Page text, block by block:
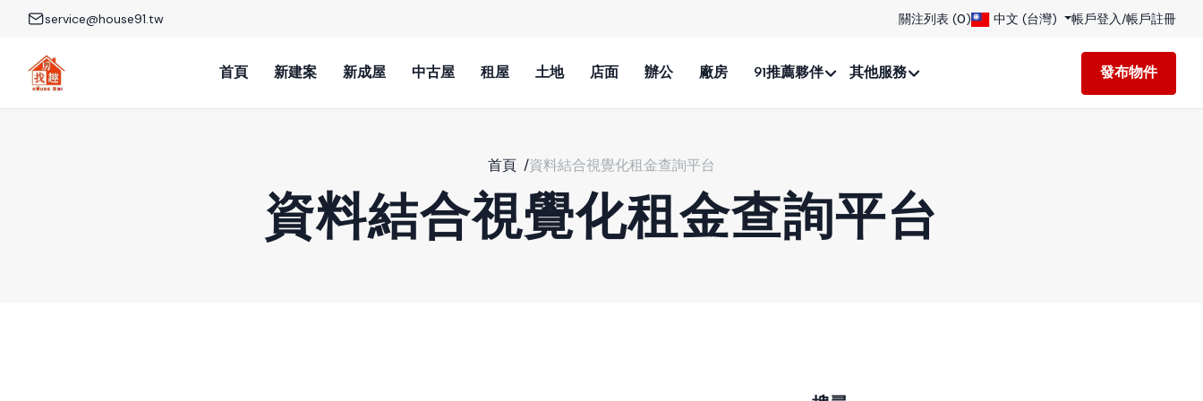
service@house91.tw 關注列表 (0) 中文 (台灣) 帳戶登入/帳戶註冊
首頁 新建案 新成屋 中古屋 租屋 土地 店面 辦公 廠房 91推薦夥伴 其他服務 發布物件
首頁 /資料結合視覺化租金查詢平台
資料結合視覺化租金查詢平台